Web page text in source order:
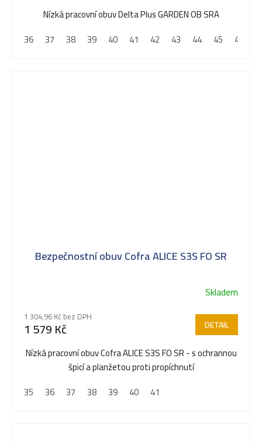
Nízká pracovní obuv Delta Plus GARDEN OB SRA
36
37 38 39 40 41 42 43 44 45 46
Bezpečnostní obuv Cofra ALICE S3S FO SR
Skladem
1 304,96 Kč bez DPH
1 579 Kč DETAIL
Nízká pracovní obuv Cofra ALICE S3S FO SR - s ochrannou
špicí a planžetou proti propíchnutí
35
36 37 38 39 40 41